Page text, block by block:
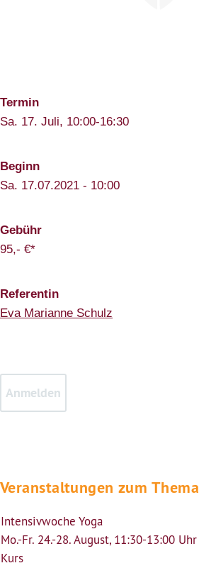
Termin
Sa. 17. Juli, 10:00-16:30
Beginn
Sa. 17.07.2021 - 10:00
Gebühr
95,- €*
Referentin
Eva Marianne Schulz
Veranstaltungen zum Thema
Intensivwoche Yoga
Mo.-Fr. 24.-28. August, 11:30-13:00 Uhr
Kurs